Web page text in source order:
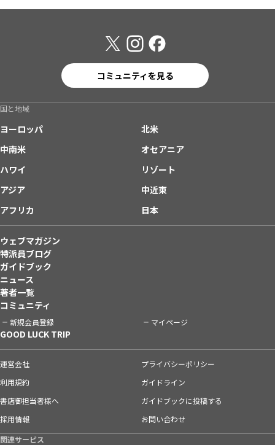
コミュニティを見る
国と地域
ヨーロッパ
北米
中南米
オセアニア
ハワイ
リゾート
アジア
中近東
アフリカ
日本
ウェブマガジン
特派員ブログ
ガイドブック
ニュース
著者一覧
コミュニティ
新規会員登録 マイページ
GOOD LUCK TRIP
運営会社
プライバシーポリシー
利用規約
ガイドライン
書店御担当者様へ
ガイドブックに投稿する
採用情報
お問い合わせ
関連サービス